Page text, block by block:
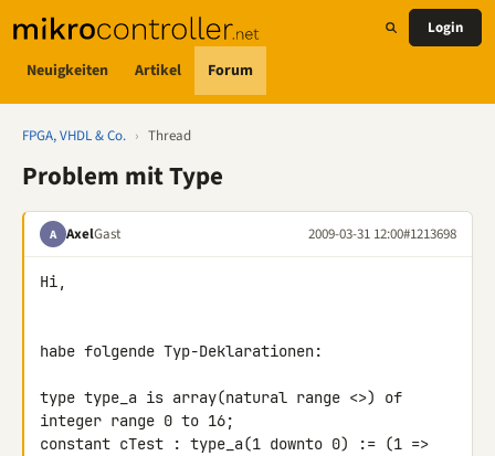
Neuigkeiten Artikel Forum
Login
FPGA, VHDL & Co. › Thread
Problem mit Type
A AxelGast 2009-03-31 12:00#1213698
Hi,
habe folgende Typ-Deklarationen:
type type_a is array(natural range <>) of
integer range 0 to 16;
constant cTest : type_a(1 downto 0) := (1 =>